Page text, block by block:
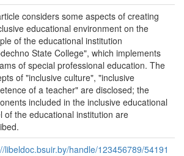
considers some aspects of creating
educational environment on the
of the educational institution
State College", which implements
of special professional education. The
of "inclusive culture", "inclusive
of a teacher" are disclosed; the
included in the inclusive educational
of the educational institution are
libeldoc.bsuir.by/handle/123456789/54191